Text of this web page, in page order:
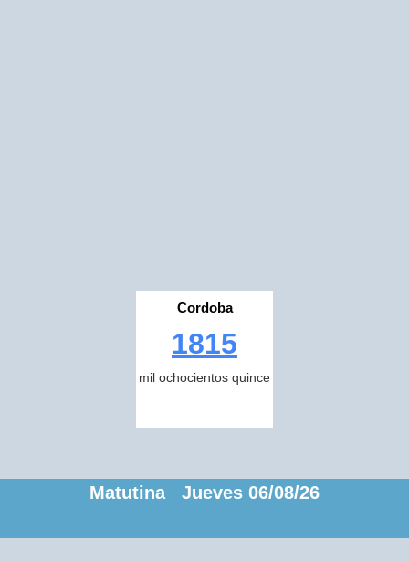
Cordoba
1815
mil ochocientos quince
Matutina Jueves 06/08/26